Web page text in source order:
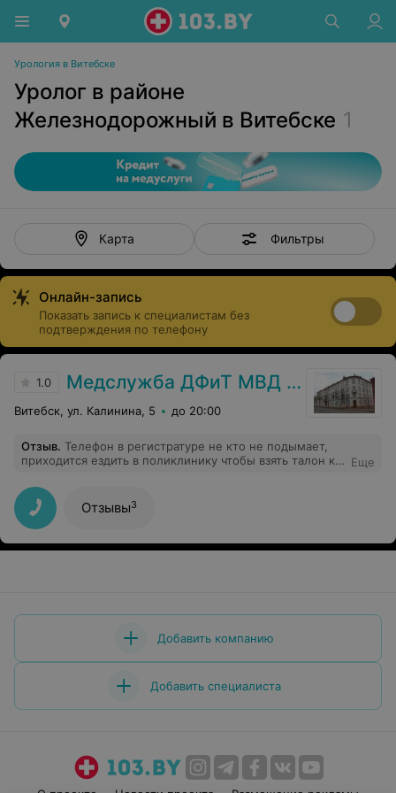
Урология в Витебске
Уролог в районе
Железнодорожный в Витебске 1
Карта Фильтры
Онлайн-запись
Показать запись к специалистам без
подтверждения по телефону
1.0 Медслужба ДФиТ МВД Витебска
Витебск, ул. Калинина, 5 до 20:00
Отзыв. Телефон в регистратуре не кто не подымает,
приходится ездить в поликлинику чтобы взять талон к
Еще
Отзывы3
Добавить компанию
Добавить специалиста